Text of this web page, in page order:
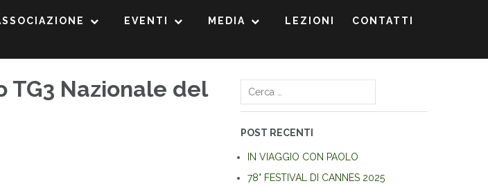
EVENTI MEDIA LEZIONI CONTATTI
TG3 Nazionale del
Ricerca
POST RECENTI
IN VIAGGIO CON PAOLO
78° FESTIVAL DI CANNES 2025